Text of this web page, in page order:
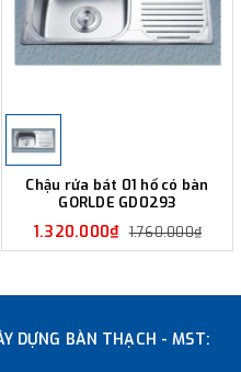
Chậu rửa bát 01 hố có bàn
GORLDE GD0293
1.320.000₫ 1.760.000₫
DỰNG BÀN THẠCH - MST: